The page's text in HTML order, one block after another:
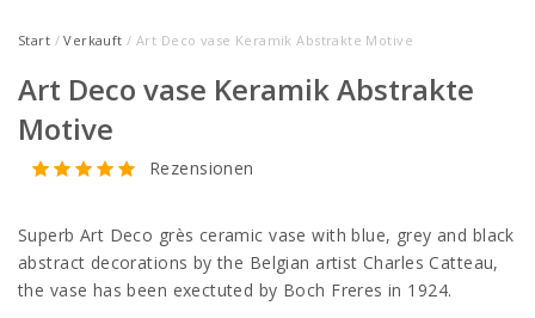
Start /Verkauft / Art Deco vase Keramik Abstrakte Motive
Art Deco vase Keramik Abstrakte
Motive
Rezensionen
Superb Art Deco grès ceramic vase with blue, grey and black
abstract decorations by the Belgian artist Charles Catteau,
the vase has been exectuted by Boch Freres in 1924.